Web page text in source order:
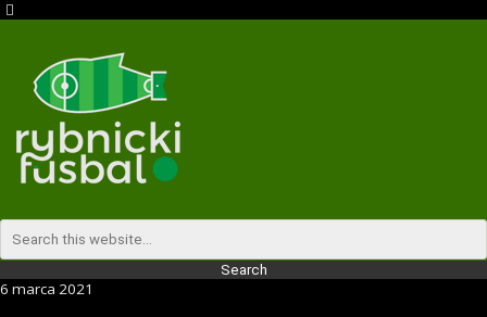
6 marca 2021